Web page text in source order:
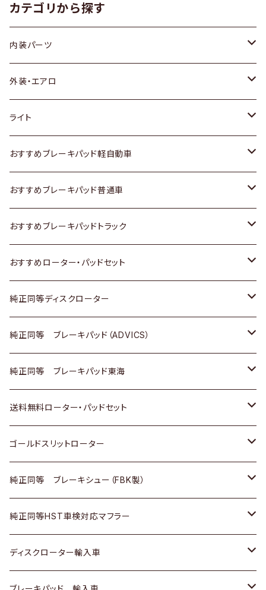
カテゴリから探す
内装パーツ
トヨタ
ホンダ
スズキ
日産
いすゞ
ダイハツ
マツダ
三菱
スバル
日野
三菱ふそう
ＢＭＷ
外装・エアロ
トヨタ
ホンダ
スズキ
日産
いすゞ
ダイハツ
マツダ
三菱
日野
三菱ふそう
ライト
トヨタ
スズキ
日産
いすゞ
ダイハツ
三菱
日野
三菱ふそう
その他
おすすめブレーキパッド軽自動車
トヨタ
ホンダ
スズキ
日産
ダイハツ
マツダ
三菱
スバル
おすすめブレーキパッド普通車
トヨタ
ホンダ
スズキ
日産
いすゞ
ダイハツ
マツダ
三菱
スバル
おすすめブレーキパッドトラック
トヨタ
日産
いすゞ
ダイハツ
マツダ
三菱
おすすめローター・パッドセット
トヨタ
ホンダ
スズキ
日産
ダイハツ
マツダ
三菱
スバル
純正同等ディスクローター
トヨタ
ホンダ
スズキ
日産
いすゞ
ダイハツ
マツダ
三菱
純正同等 ブレーキパッド（ADVICS）
トヨタ
ホンダ
スズキ
日産
ダイハツ
マツダ
三菱
純正同等 ブレーキパッド東海
トヨタ
ホンダ
日産
いすゞ
ダイハツ
マツダ
送料無料ローター・パッドセット
トヨタ
ホンダ
スズキ
日産
ダイハツ
ゴールドスリットローター
トヨタ
ホンダ
スズキ
日産
純正同等 ブレーキシュー（FBK製）
ホンダ
スズキ
日産
純正同等HST車検対応マフラー
トヨタ
ホンダ
ディスクローター輸入車
ＡＵＤＩ